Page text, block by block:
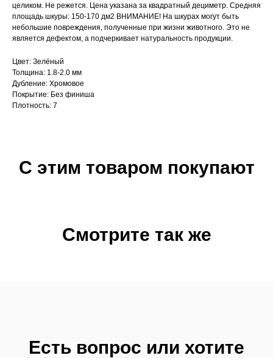
целиком. Не режется. Цена указана за квадратный дециметр. Средняя
площадь шкуры: 150-170 дм2 ВНИМАНИЕ! На шкурах могут быть
небольшие повреждения, полученные при жизни животного. Это не
является дефектом, а подчеркивает натуральность продукции.
Цвет: Зелёный
Толщина: 1.8-2.0 мм
Дубление: Хромовое
Покрытие: Без финиша
Плотность: 7
С этим товаром покупают
Смотрите так же
Есть вопрос или хотите